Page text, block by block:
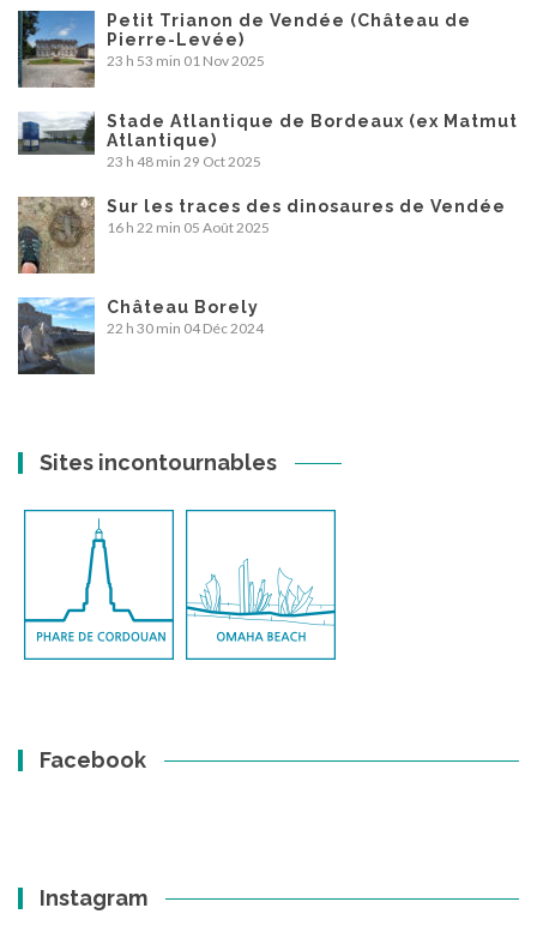
Petit Trianon de Vendée (Château de
Pierre-Levée)
23 h 53 min 01 Nov 2025
Stade Atlantique de Bordeaux (ex Matmut
Atlantique)
23 h 48 min 29 Oct 2025
Sur les traces des dinosaures de Vendée
16 h 22 min 05 Août 2025
Château Borely
22 h 30 min 04 Déc 2024
Sites incontournables
Facebook
Instagram